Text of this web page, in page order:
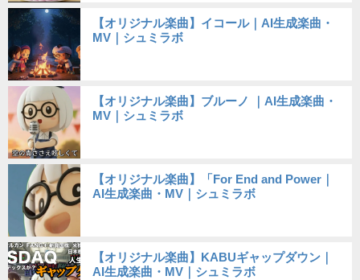
【オリジナル楽曲】イコール｜AI生成楽曲・
MV｜シュミラボ
【オリジナル楽曲】ブルーノ ｜AI生成楽曲・
MV｜シュミラボ
【オリジナル楽曲】「For End and Power｜
AI生成楽曲・MV｜シュミラボ
【オリジナル楽曲】KABUギャップダウン｜
AI生成楽曲・MV｜シュミラボ